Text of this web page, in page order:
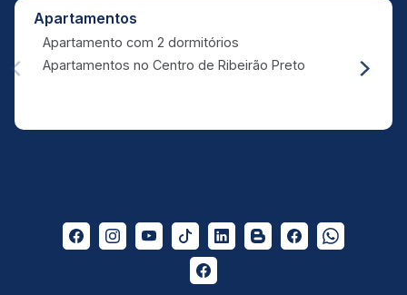
Apartamentos
Apartamento com 2 dormitórios
Apartamentos no Centro de Ribeirão Preto